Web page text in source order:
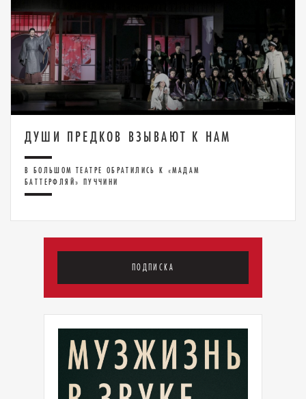
ДУШИ ПРЕДКОВ ВЗЫВАЮТ К НАМ
В БОЛЬШОМ ТЕАТРЕ ОБРАТИЛИСЬ К «МАДАМ
БАТТЕРФЛЯЙ» ПУЧЧИНИ
ПОДПИСКА